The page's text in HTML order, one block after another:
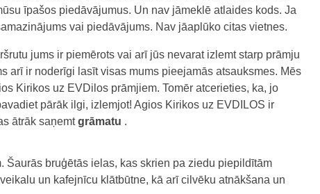
īpašos piedāvājumus. Un nav jāmeklē atlaides kods. Ja
vai piedāvājums. Nav jāaplūko citas vietnes.
jums ir piemērots vai arī jūs nevarat izlemt starp prāmju
arī ir noderīgi lasīt visas mums pieejamās atsauksmes. Mēs
Kirikos uz EVDilos prāmjiem. Tomēr atcerieties, ka, jo
pārāk ilgi, izlemjot! Agios Kirikos uz EVDILOS ir
ātrāk saņemtgrāmatu .
bruģētās ielas, kas skrien pa ziedu piepildītām
un kafejnīcu klātbūtne, kā arī cilvēku atnākšana un